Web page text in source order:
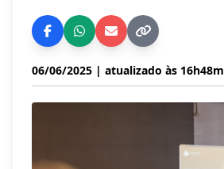
06/06/2025 | atualizado às 16h48m